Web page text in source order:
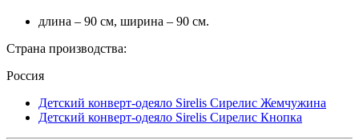
длина – 90 см, ширина – 90 см.
Страна производства:
Россия
Детский конверт-одеяло Sirelis Сирелис Жемчужина
Детский конверт-одеяло Sirelis Сирелис Кнопка